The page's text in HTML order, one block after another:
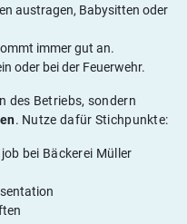
austragen, Babysitten oder
immer gut an.
oder bei der Feuerwehr.
des Betriebs, sondern
. Nutze dafür Stichpunkte:
bei Bäckerei Müller